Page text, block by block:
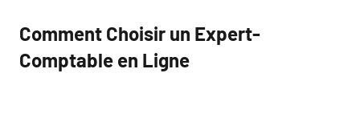
Comment Choisir un Expert-
Comptable en Ligne